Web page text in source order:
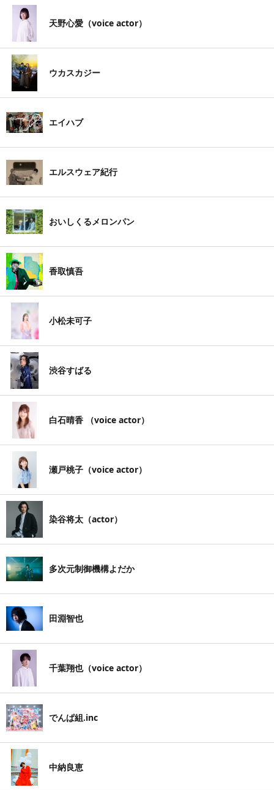
天野心愛（voice actor）
ウカスカジー
エイハブ
エルスウェア紀行
おいしくるメロンパン
香取慎吾
小松未可子
渋谷すばる
白石晴香 （voice actor）
瀬戸桃子（voice actor）
染谷将太（actor）
多次元制御機構よだか
田淵智也
千葉翔也（voice actor）
でんぱ組.inc
中納良恵